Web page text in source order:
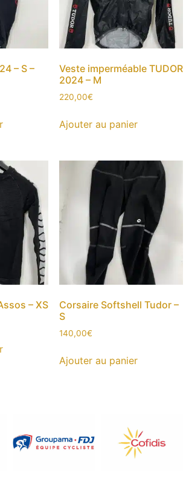
– S –
Veste imperméable TUDOR
2024 – M
220,00€
Ajouter au panier
– XS
Corsaire Softshell Tudor –
S
140,00€
Ajouter au panier